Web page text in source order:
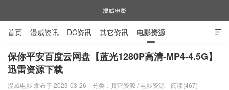
漫威电影

首页 漫威资讯 DC资讯 其它资讯 电影资源
电视剧资源 漫威图片
保你平安百度云网盘【蓝光1280P高清-MP4-4.5G】
迅雷资源下载
漫威电影 发布于 2023-03-26 分类： 其它资源 / 电影资源 阅读(467)